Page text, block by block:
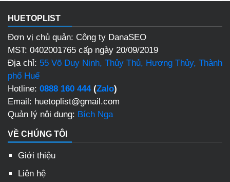
HUETOPLIST
Đơn vị chủ quản: Công ty DanaSEO
MST: 0402001765 cấp ngày 20/09/2019
Địa chỉ: 55 Võ Duy Ninh, Thủy Thủ, Hương Thủy, Thành
phố Huế
Hotline: 0888 160 444(Zalo)
Email: huetoplist@gmail.com
Quản lý nội dung: Bích Nga
VỀ CHÚNG TÔI
Giới thiệu
Liên hệ